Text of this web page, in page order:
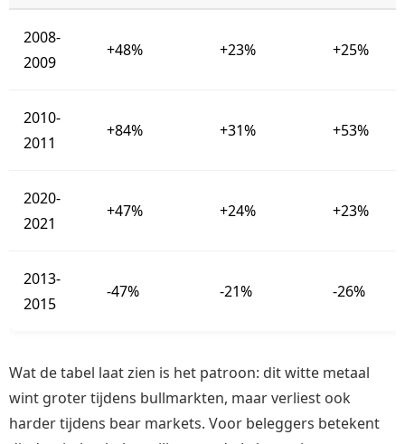
2008-
2009
+48% +23% +25%
2010-
2011
+84% +31% +53%
2020-
2021
+47% +24% +23%
2013-
2015
-47% -21% -26%
Wat de tabel laat zien is het patroon: dit witte metaal
wint groter tijdens bullmarkten, maar verliest ook
harder tijdens bear markets. Voor beleggers betekent